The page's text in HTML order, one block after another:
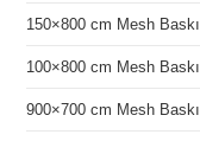
150×800 cm Mesh Baskı
100×800 cm Mesh Baskı
900×700 cm Mesh Baskı